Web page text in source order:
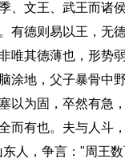
、文王、武王而诸
有德则易以王，无
其德薄也，形势
涂地，父子暴骨中
以为固，卒然有急
而有也。夫与人斗
人，争言："周王